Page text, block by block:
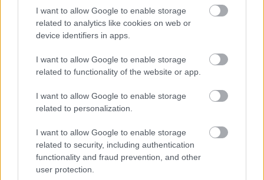
I want to allow Google to enable storage
related to analytics like cookies on web or
device identifiers in apps.
I want to allow Google to enable storage
related to functionality of the website or app.
I want to allow Google to enable storage
related to personalization.
I want to allow Google to enable storage
related to security, including authentication
functionality and fraud prevention, and other
user protection.
Az év végéhez közeledve az ünnepek előtt még egy
kerek évforduló is alkalmat adott egy kis borozásra.